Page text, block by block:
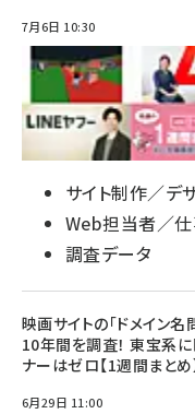
7月6日 10:30
サイト制作／デ
Web担当者／
調査データ
映画サイトの「ドメイン名
10年間を調査！ 東宝系に
ナーはゼロ【1週間まとめ
6月29日 11:00